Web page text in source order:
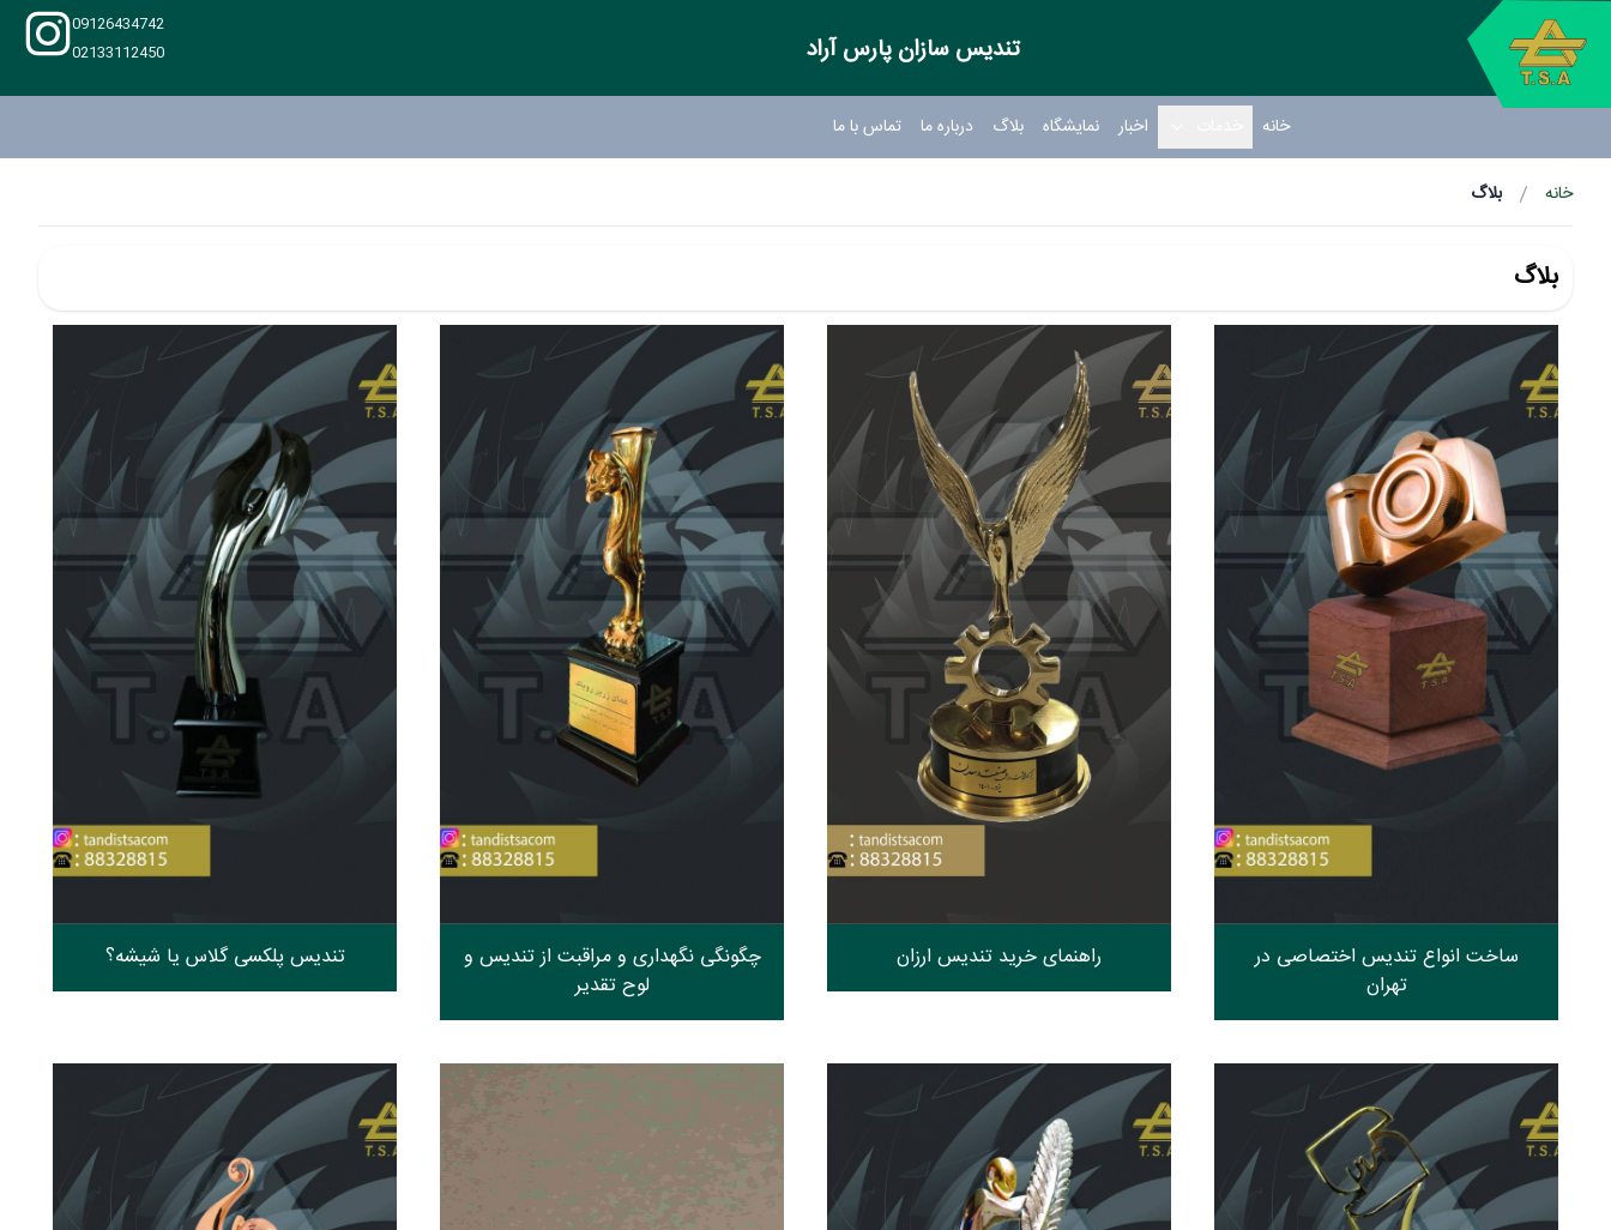
09126434742
02133112450
تندیس سازان پارس آراد
خانه اخبار نمایشگاه بلاگ درباره ما تماس با ما
خانه بلاگ
بلاگ
ساخت انواع تندیس اختصاصی در
تهران
راهنمای خرید تندیس ارزان
چگونگی نگهداری و مراقبت از تندیس و
لوح تقدیر
تندیس پلکسی‌ گلاس یا شیشه؟